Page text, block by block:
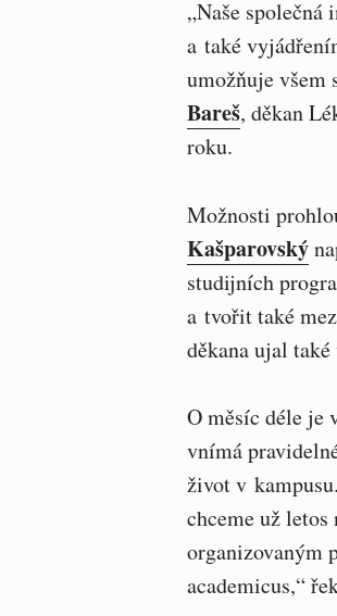
„Naše
a také
umožňuje všem
Bareš, děkan
roku.
Možnosti
Kašparovský
studijních
a tvořit také
děkana ujal
O měsíc déle je
vnímá
život v
chceme už
organizovaným
academicus,“